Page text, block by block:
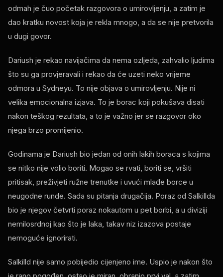
odmah je čuo početak razgovora o umirovljenju, a zatim je
dao kratku novost koja je rekla mnogo, a da se nije pretvorila
u dugi govor.
Dariush je rekao navijačima da nema ozljeda, zahvalio ljudima
što su ga provjeravali i rekao da će uzeti neko vrijeme
odmora u Sydneyu. To nije objava o umirovljenju. Nije ni
velika emocionalna izjava. To je borac koji pokušava disati
nakon teškog rezultata, a to je važno jer se razgovor oko
njega brzo promijenio.
Godinama je Dariush bio jedan od onih lakih boraca s kojima
se nitko nije volio boriti. Mogao se rvati, boriti se, vršiti
pritisak, preživjeti ružne trenutke i uvući mlađe borce u
neugodne runde. Sada su pitanja drugačija. Poraz od Salkillda
bio je njegov četvrti poraz nokautom u pet borbi, a u diviziji
nemilosrdnoj kao što je laka, takav niz izazova postaje
nemoguće ignorirati.
Salkilld nije samo pobijedio cijenjeno ime. Uspio je nakon što